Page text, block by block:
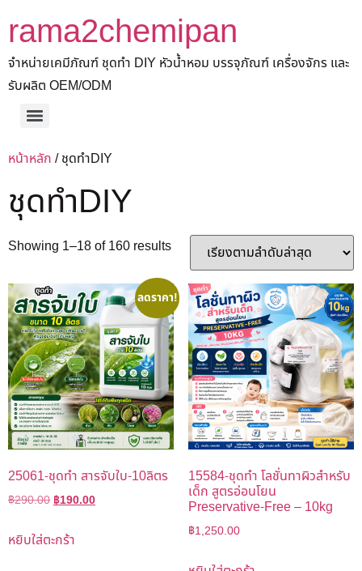
rama2chemipan
จำหน่ายเคมีภัณฑ์ ชุดทำ DIY หัวน้ำหอม บรรจุภัณฑ์ เครื่องจักร และ
รับผลิต OEM/ODM
หน้าหลัก / ชุดทำDIY
ชุดทำDIY
Showing 1–18 of 160 results
ลดราคา!
25061-ชุดทำ สารจับใบ-10ลิตร
฿290.00฿190.00
หยิบใส่ตะกร้า
15584-ชุดทำ โลชั่นทาผิวสำหรับ
เด็ก สูตรอ่อนโยน
Preservative-Free – 10kg
฿1,250.00